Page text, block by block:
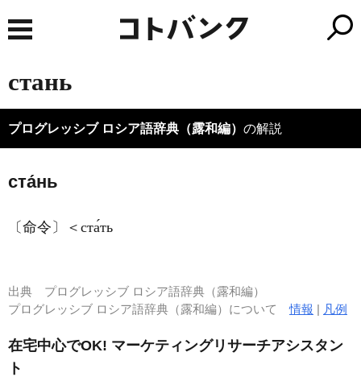
стань
プログレッシブ ロシア語辞典（露和編） の解説
ста́нь
〔命令〕＜ста́ть
出典 プログレッシブ ロシア語辞典（露和編）
プログレッシブ ロシア語辞典（露和編）について情報 | 凡例
在宅中心でOK! マーケティングリサーチアシスタン
ト